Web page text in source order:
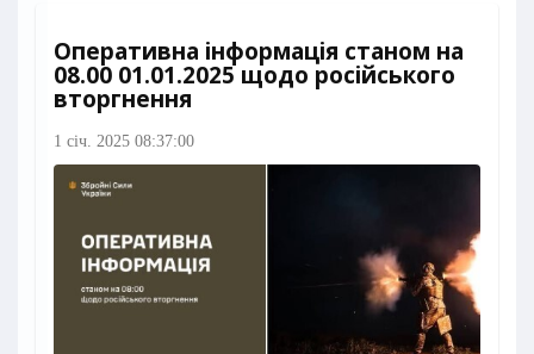
Оперативна інформація станом на
08.00 01.01.2025 щодо російського
вторгнення
1 січ. 2025 08:37:00